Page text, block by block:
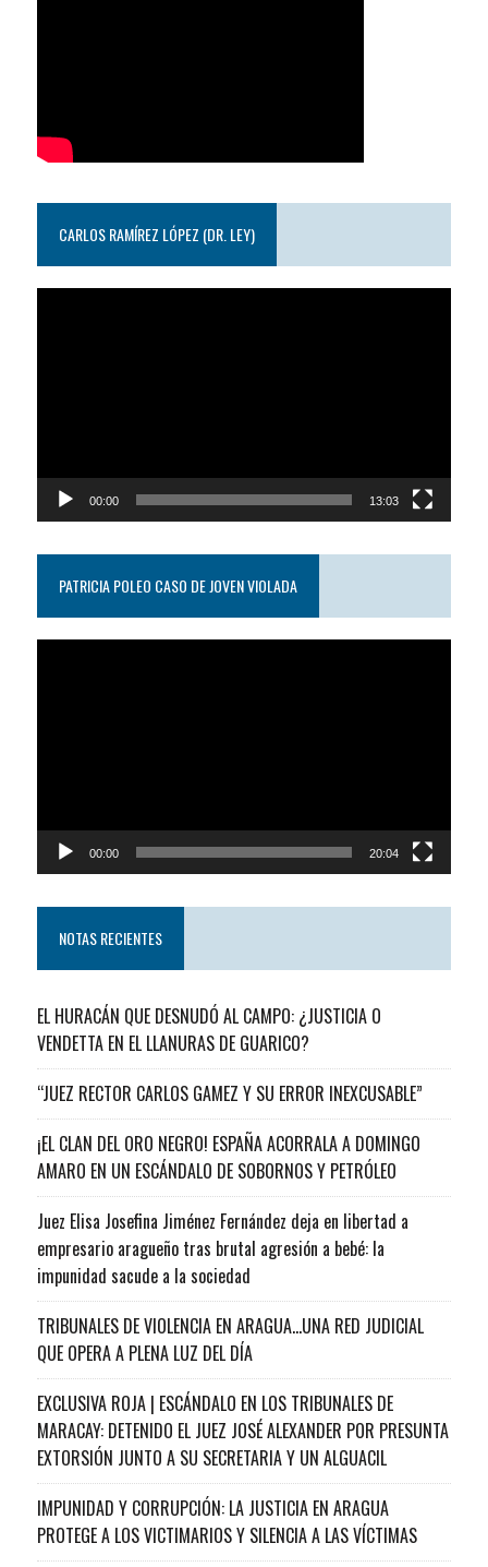
CARLOS RAMÍREZ LÓPEZ (DR. LEY)
00:00 13:03
PATRICIA POLEO CASO DE JOVEN VIOLADA
00:00 20:04
NOTAS RECIENTES
EL HURACÁN QUE DESNUDÓ AL CAMPO: ¿JUSTICIA O
VENDETTA EN EL LLANURAS DE GUARICO?
“JUEZ RECTOR CARLOS GAMEZ Y SU ERROR INEXCUSABLE”
¡EL CLAN DEL ORO NEGRO! ESPAÑA ACORRALA A DOMINGO
AMARO EN UN ESCÁNDALO DE SOBORNOS Y PETRÓLEO
Juez Elisa Josefina Jiménez Fernández deja en libertad a
empresario aragueño tras brutal agresión a bebé: la
impunidad sacude a la sociedad
TRIBUNALES DE VIOLENCIA EN ARAGUA…UNA RED JUDICIAL
QUE OPERA A PLENA LUZ DEL DÍA
EXCLUSIVA ROJA | ESCÁNDALO EN LOS TRIBUNALES DE
MARACAY: DETENIDO EL JUEZ JOSÉ ALEXANDER POR PRESUNTA
EXTORSIÓN JUNTO A SU SECRETARIA Y UN ALGUACIL
IMPUNIDAD Y CORRUPCIÓN: LA JUSTICIA EN ARAGUA
PROTEGE A LOS VICTIMARIOS Y SILENCIA A LAS VÍCTIMAS